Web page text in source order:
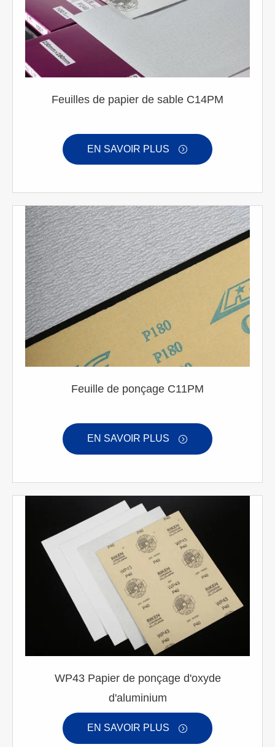
Feuilles de papier de sable C14PM
EN SAVOIR PLUS 
Feuille de ponçage C11PM
EN SAVOIR PLUS 
WP43 Papier de ponçage d'oxyde
d'aluminium
EN SAVOIR PLUS 